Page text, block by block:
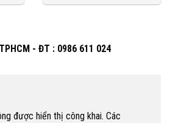
- ĐT : 0986 611 024
được hiển thị công khai. Các